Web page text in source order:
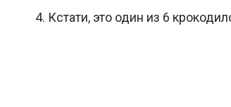
4. Кстати, это один из 6